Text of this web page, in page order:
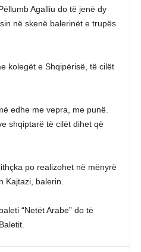
Agalliu do të jenë dy
në skenë balerinët e trupës
kolegët e Shqipërisë, të cilët
edhe me vepra, me punë.
shqiptarë të cilët dihet që
po realizohet në mënyrë
Kajtazi, balerin.
“Netët Arabe” do të